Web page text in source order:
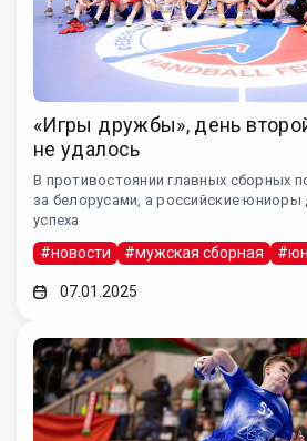
«Игры дружбы», день
не удалось
В противостоянии главных сборных
за белорусами, а российские юниоры
успеха
#новости #мужская сборная
07.01.2025